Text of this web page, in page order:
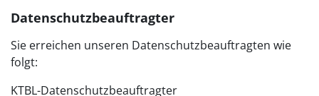
Datenschutzbeauftragter
Sie erreichen unseren Datenschutzbeauftragten wie
folgt:
KTBL-Datenschutzbeauftragter